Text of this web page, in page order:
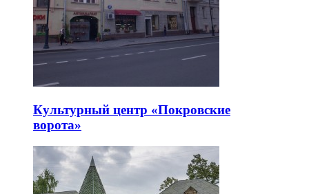
Культурный центр «Покровские
ворота»